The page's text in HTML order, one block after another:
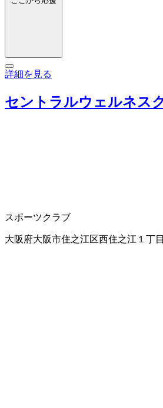
詳細を見る
セントラルウェルネス
スポーツクラブ
大阪府大阪市住之江区西住之江１丁